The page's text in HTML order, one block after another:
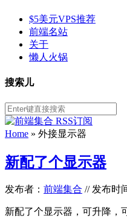
$5美元VPS推荐
前端名站
关于
懒人火锅
搜索儿
Home » 外接显示器
新配了个显示器
发布者： 前端集合 //发布时
新配了个显示器，可升降，